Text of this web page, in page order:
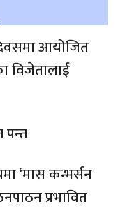
आयोजित
विजेतालाई
पन्त
‘मास कन्भर्सन
प्रभावित